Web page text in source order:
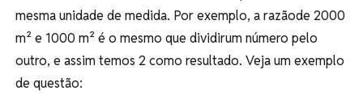
mesma unidade de medida. Por exemplo, a razãode 2000
m² e 1000 m² é o mesmo que dividirum número pelo
outro, e assim temos 2 como resultado. Veja um exemplo
de questão: